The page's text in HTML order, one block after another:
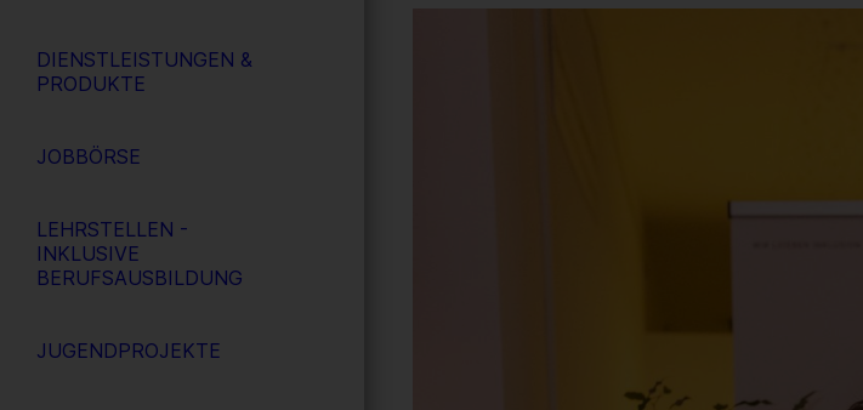
DIENSTLEISTUNGEN &
PRODUKTE
JOBBÖRSE
LEHRSTELLEN -
INKLUSIVE
BERUFSAUSBILDUNG
JUGENDPROJEKTE